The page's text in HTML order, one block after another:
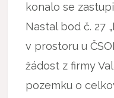
konalo se
Nastal bod č. 27
v prostoru u
žádost z firmy
pozemku o